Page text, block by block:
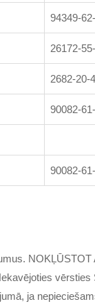
94349-
26172-
2682-20-4
90082-
90082-
ja